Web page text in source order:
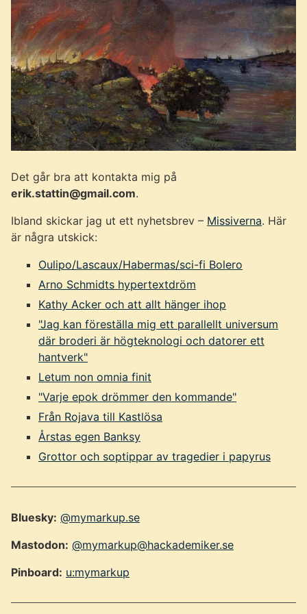
Det går bra att kontakta mig på
erik.stattin@gmail.com.
Ibland skickar jag ut ett nyhetsbrev – Missiverna. Här
är några utskick:
Oulipo/Lascaux/Habermas/sci-fi Bolero
Arno Schmidts hypertextdröm
Kathy Acker och att allt hänger ihop
"Jag kan föreställa mig ett parallellt universum
där broderi är högteknologi och datorer ett
hantverk"
Letum non omnia finit
"Varje epok drömmer den kommande"
Från Rojava till Kastlösa
Årstas egen Banksy
Grottor och soptippar av tragedier i papyrus
Bluesky: @mymarkup.se
Mastodon: @mymarkup@hackademiker.se
Pinboard: u:mymarkup